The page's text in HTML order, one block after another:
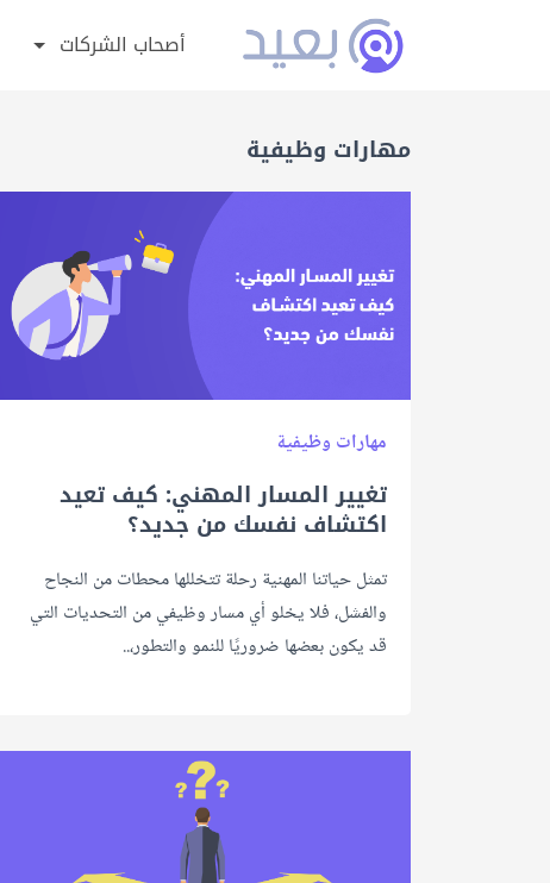
أصحاب الشركات
مهارات وظيفية
مهارات وظيفية
تغيير المسار المهني: كيف تعيد
اكتشاف نفسك من جديد؟
تمثل حياتنا المهنية رحلة تتخللها محطات من النجاح
والفشل، فلا يخلو أي مسار وظيفي من التحديات التي
قد يكون بعضها ضروريًا للنمو والتطور،..